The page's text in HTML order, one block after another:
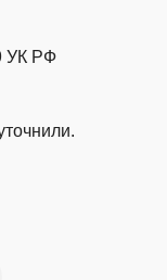
УК РФ